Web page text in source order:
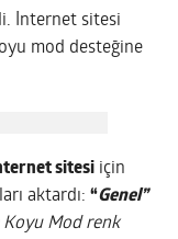
İnternet sitesi
mod desteğine
sitesi için
aktardı:“Genel”
Koyu Mod renk